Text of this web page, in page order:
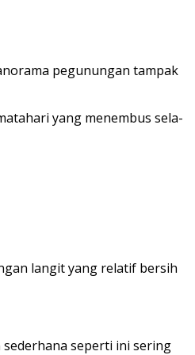
pegunungan tampak
yang menembus sela-
langit yang relatif bersih
seperti ini sering